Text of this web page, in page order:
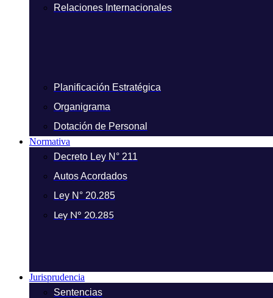
Relaciones Internacionales
Planificación Estratégica
Organigrama
Dotación de Personal
Normativa
Decreto Ley N° 211
Autos Acordados
Ley N° 20.285
Ley N° 20.285
Jurisprudencia
Sentencias